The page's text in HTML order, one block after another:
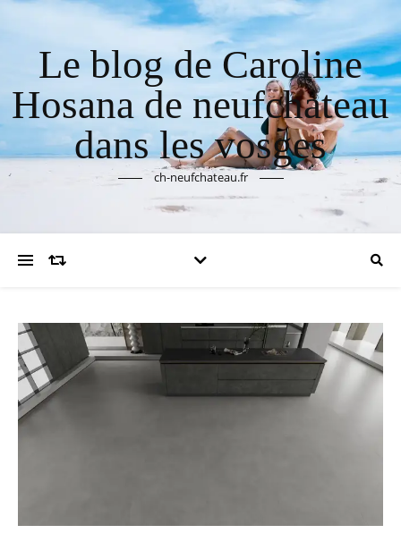
Le blog de Caroline
Hosana de neufchateau
dans les vosges
ch-neufchateau.fr